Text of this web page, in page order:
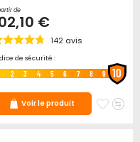
de
€
142 avis
de sécurité :
2 3 4 5 6 7 8 9 10
Voir le produit